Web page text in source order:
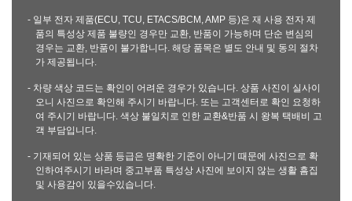
- 일부 전자 제품(ECU, TCU, ETACS/BCM, AMP 등)은 재 사용 전자 제
품의 특성상 제품 불량인 경우만 교환, 반품이 가능하며 단순 변심의
경우는 교환, 반품이 불가합니다. 해당 품목은 별도 안내 및 동의 절차
가 제공됩니다.
- 차량 색상 코드는 확인이 어려운 경우가 있습니다. 상품 사진이 실사이
오니 사진으로 확인해 주시기 바랍니다. 또는 고객센터로 확인 요청하
여 주시기 바랍니다. 색상 불일치로 인한 교환&반품 시 왕복 택배비 고
객 부담입니다.
- 기재되어 있는 상품 등급은 명확한 기준이 아니기 때문에 사진으로 확
인하여주시기 바라며 중고부품 특성상 사진에 보이지 않는 생활 흠집
및 사용감이 있을수있습니다.